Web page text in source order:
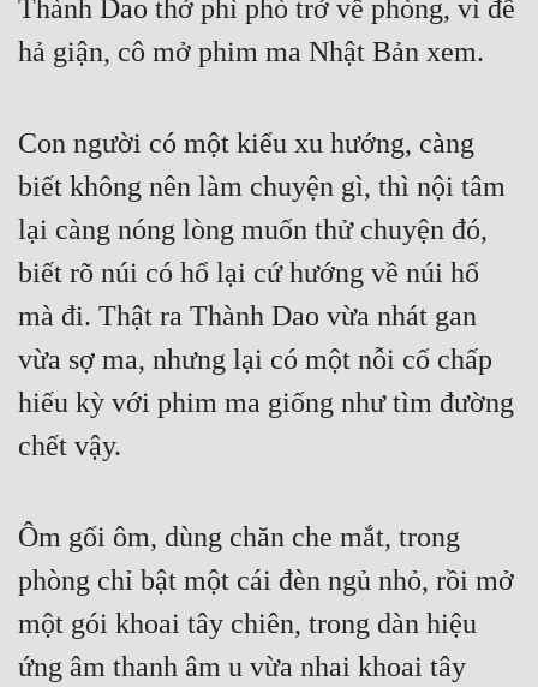
Xuyên Sách
Xuyên Thư
Đông Phương
Đông Phương Huyền Huyễn
Đồng Nhân
Cẩu Đạo Trường Sinh
Ngự Thú
Truyện Nữ
Vô Địch Lưu
Xây Dựng Thế Lực
Thành Dao thở phì phò trở về phòng, vì để
hả giận, cô mở phim ma Nhật Bản xem.
Con người có một kiểu xu hướng, càng
biết không nên làm chuyện gì, thì nội tâm
lại càng nóng lòng muốn thử chuyện đó,
biết rõ núi có hổ lại cứ hướng về núi hổ
mà đi. Thật ra Thành Dao vừa nhát gan
vừa sợ ma, nhưng lại có một nỗi cố chấp
hiếu kỳ với phim ma giống như tìm đường
chết vậy.
Ôm gối ôm, dùng chăn che mắt, trong
phòng chỉ bật một cái đèn ngủ nhỏ, rồi mở
một gói khoai tây chiên, trong dàn hiệu
ứng âm thanh âm u vừa nhai khoai tây